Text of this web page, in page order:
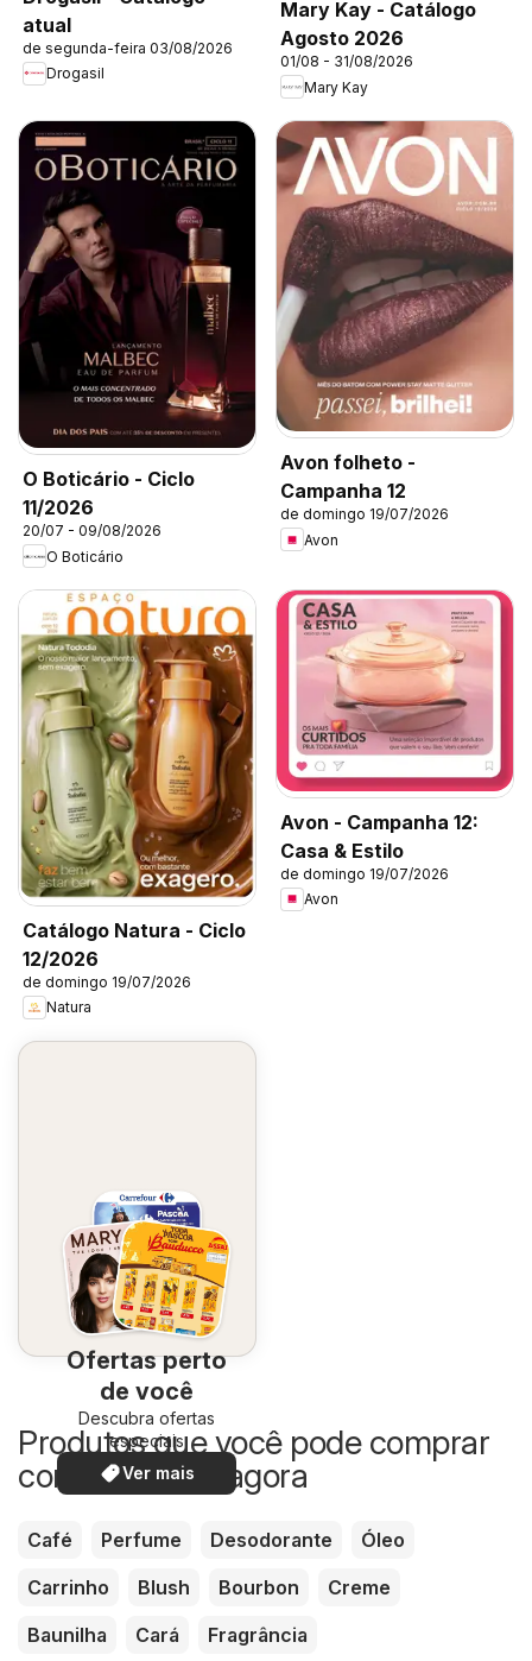
atual
de segunda-feira 03/08/2026
Drogasil
Mary Kay - Catálogo
Agosto 2026
01/08 - 31/08/2026
Mary Kay
O Boticário - Ciclo
11/2026
20/07 - 09/08/2026
O Boticário
Avon folheto -
Campanha 12
de domingo 19/07/2026
Avon
Catálogo Natura - Ciclo
12/2026
de domingo 19/07/2026
Natura
Avon - Campanha 12:
Casa & Estilo
de domingo 19/07/2026
Avon
Ofertas perto
de você
Descubra ofertas
especiais
Ver mais
Produtos que você pode comprar
com desconto agora
Café Perfume Desodorante
Óleo
Carrinho
Blush Bourbon
Creme
Baunilha
Cará Fragrância